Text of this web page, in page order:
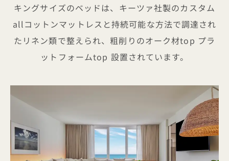
キングサイズのベッドは、キーツァ社製のカスタム
allコットンマットレスと持続可能な方法で調達され
たリネン類で整えられ、粗削りのオーク材top プラ
ットフォームtop 設置されています。